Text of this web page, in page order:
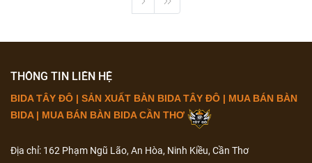
THÔNG TIN LIÊN HỆ
BIDA TÂY ĐÔ | SẢN XUẤT BÀN BIDA TÂY ĐÔ | MUA BÁN BÀN
BIDA | MUA BÁN BÀN BIDA CẦN THƠ
Địa chỉ: 162 Phạm Ngũ Lão, An Hòa, Ninh Kiều, Cần Thơ